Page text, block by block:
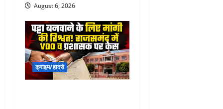
August 6, 2026
क्राइम/हादसे